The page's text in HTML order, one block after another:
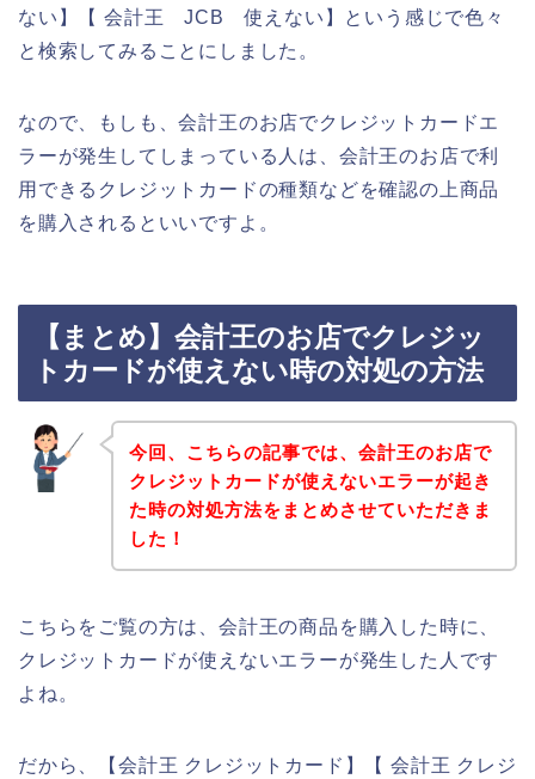
ない】【 会計王 JCB 使えない】という感じで色々
と検索してみることにしました。
なので、もしも、会計王のお店でクレジットカードエ
ラーが発生してしまっている人は、会計王のお店で利
用できるクレジットカードの種類などを確認の上商品
を購入されるといいですよ。
【まとめ】会計王のお店でクレジッ
トカードが使えない時の対処の方法
今回、こちらの記事では、会計王のお店で
クレジットカードが使えないエラーが起き
た時の対処方法をまとめさせていただきま
した！
こちらをご覧の方は、会計王の商品を購入した時に、
クレジットカードが使えないエラーが発生した人です
よね。
だから、【会計王 クレジットカード】【 会計王 クレジ